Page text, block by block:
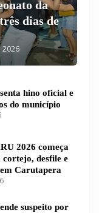
da
dias de
2026
hino oficial e
do município
2026 começa
cortejo, desfile e
Carutapera
suspeito por